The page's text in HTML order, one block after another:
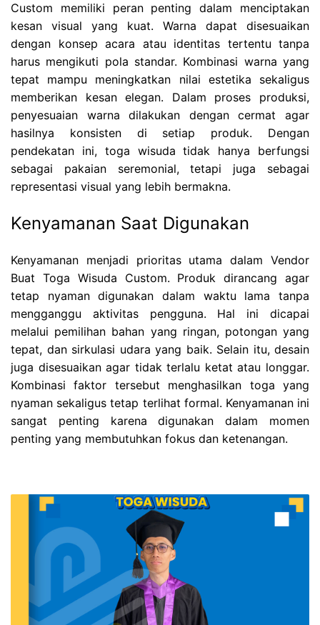
Custom memiliki peran penting dalam menciptakan
kesan visual yang kuat. Warna dapat disesuaikan
dengan konsep acara atau identitas tertentu tanpa
harus mengikuti pola standar. Kombinasi warna yang
tepat mampu meningkatkan nilai estetika sekaligus
memberikan kesan elegan. Dalam proses produksi,
penyesuaian warna dilakukan dengan cermat agar
hasilnya konsisten di setiap produk. Dengan
pendekatan ini, toga wisuda tidak hanya berfungsi
sebagai pakaian seremonial, tetapi juga sebagai
representasi visual yang lebih bermakna.
Kenyamanan Saat Digunakan
Kenyamanan menjadi prioritas utama dalam Vendor
Buat Toga Wisuda Custom. Produk dirancang agar
tetap nyaman digunakan dalam waktu lama tanpa
mengganggu aktivitas pengguna. Hal ini dicapai
melalui pemilihan bahan yang ringan, potongan yang
tepat, dan sirkulasi udara yang baik. Selain itu, desain
juga disesuaikan agar tidak terlalu ketat atau longgar.
Kombinasi faktor tersebut menghasilkan toga yang
nyaman sekaligus tetap terlihat formal. Kenyamanan ini
sangat penting karena digunakan dalam momen
penting yang membutuhkan fokus dan ketenangan.